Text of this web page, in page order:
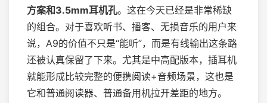
方案和3.5mm耳机孔。这在今天已经是非常稀缺
的组合。对于喜欢听书、播客、无损音乐的用户来
说，A9的价值不只是“能听”，而是有线输出这条路
还被认真保留了下来。尤其是中高配版本，插耳机
就能形成比较完整的便携阅读+音频场景，这也是
它和普通阅读器、普通备用机拉开差距的地方。